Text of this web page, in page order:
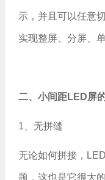
示，并且可以任意
实现整屏、分屏、
二、小间距LED屏
1、无拼缝
无论如何拼接，
题，这也是它很大